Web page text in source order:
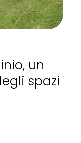
un
spazi